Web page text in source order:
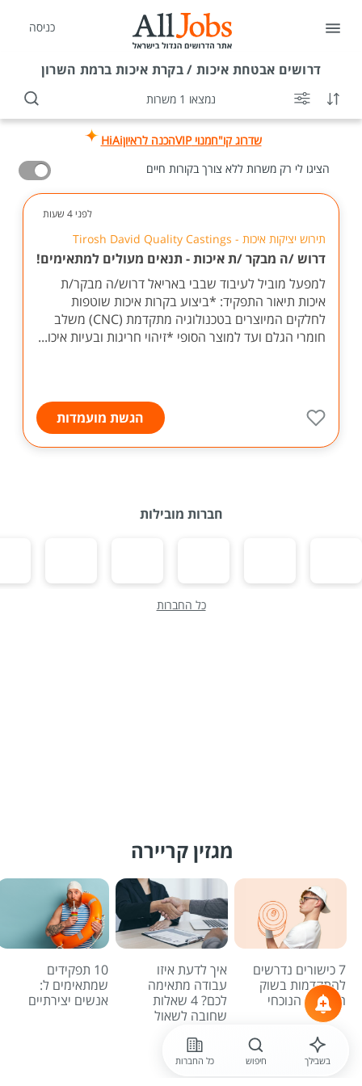
כניסה
דרושים אבטחת איכות / בקרת איכות ברמת השרון
נמצאו 1 משרות
שדרוג קו"חמנוי VIP הכנה לראיוןHiAi
הציגו לי רק משרות ללא צורך בקורות חיים
לפני 4 שעות
תירוש יציקות איכות - Tirosh David Quality Castings
דרוש /ה מבקר /ת איכות - תנאים מעולים למתאימים!
למפעל מוביל לעיבוד שבבי באריאל דרוש/ה מבקר/ת
איכות תיאור התפקיד: *ביצוע בקרות איכות שוטפות
לחלקים המיוצרים בטכנולוגיה מתקדמת (CNC) משלב
חומרי הגלם ועד למוצר הסופי *זיהוי חריגות ובעיות איכו...
הגשת מועמדות
חברות מובילות
כל החברות
מגזין קריירה
7 כישורים נדרשים
להתקדמות בשוק
העבודה הנוכחי
איך לדעת איזו
עבודה מתאימה
לכם? 4 שאלות
שחובה לשאול
10 תפקידים
שמתאימים ל:
אנשים יצירתיים
לכל הכתבות
בשבילך חיפוש כל החברות